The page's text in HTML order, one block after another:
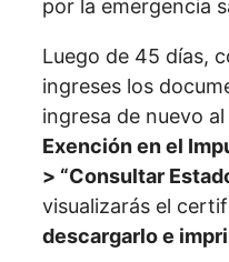
por la emergencia
Luego de 45 días,
ingreses los
ingresa de nuevo al
Exención en el
> “Consultar
visualizarás el
descargarlo e